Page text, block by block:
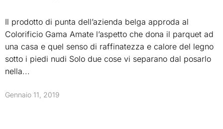
Il prodotto di punta dell’azienda belga approda al
Colorificio Gama Amate l’aspetto che dona il parquet ad
una casa e quel senso di raffinatezza e calore del legno
sotto i piedi nudi Solo due cose vi separano dal posarlo
nella...
Gennaio 11, 2019